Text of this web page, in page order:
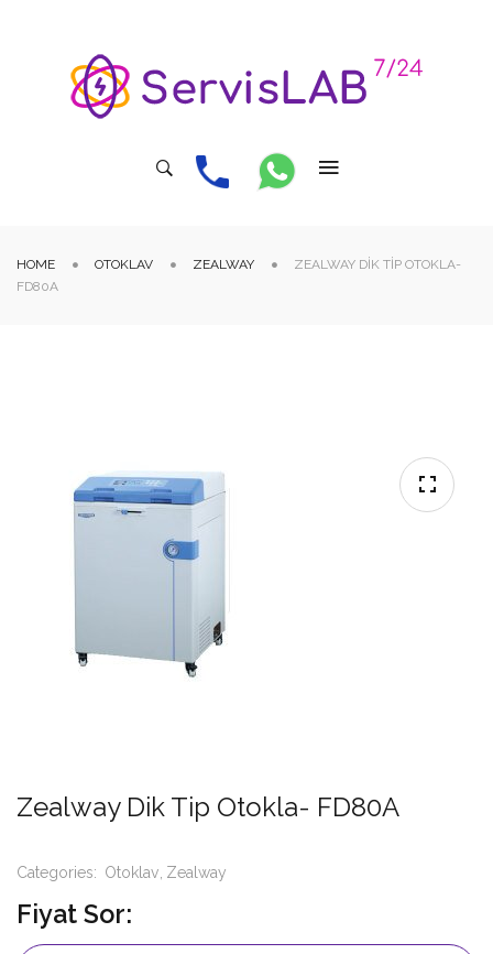
HOME OTOKLAV ZEALWAY
ZEALWAY DIK TIP OTOKLA-
FD80A
Zealway Dik Tip Otokla- FD80A
Categories: Otoklav Zealway
Fiyat Sor: